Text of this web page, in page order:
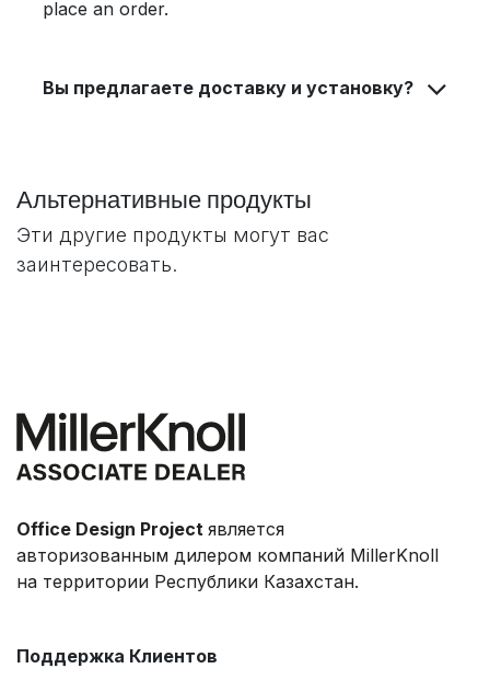
place an order.
Вы предлагаете доставку и установку?
Альтернативные продукты
Эти другие продукты могут вас
заинтересовать.
Office Design Project является
авторизованным дилером компаний MillerKnoll
на территории Республики Казахстан.
Поддержка Клиентов